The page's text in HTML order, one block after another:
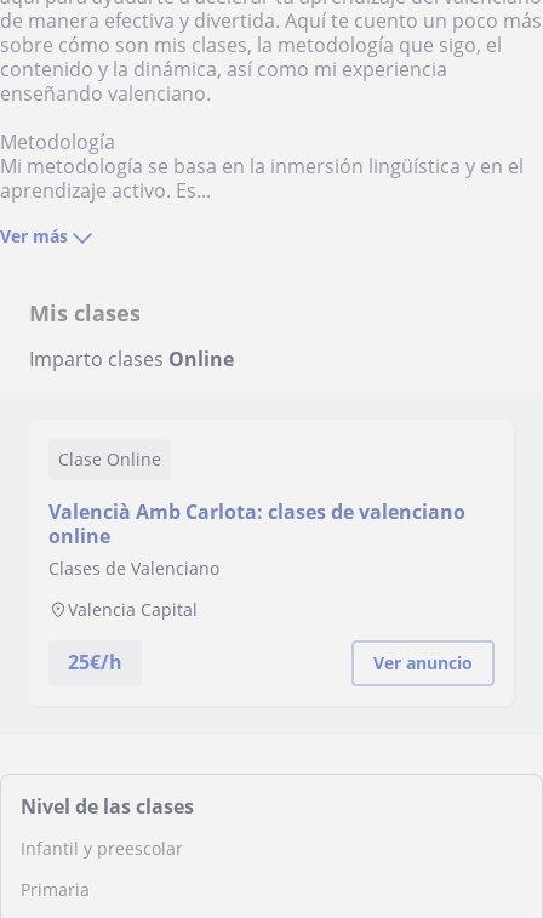
de manera efectiva y divertida. Aquí te cuento un poco más
sobre cómo son mis clases, la metodología que sigo, el
contenido y la dinámica, así como mi experiencia
enseñando valenciano.
Metodología
Mi metodología se basa en la inmersión lingüística y en el
aprendizaje activo. Es...
Ver más
Mis clases
Imparto clases Online
Clase Online
Valencià Amb Carlota: clases de valenciano
online
Clases de Valenciano
Valencia Capital
25€/h Ver anuncio
Nivel de las clases
Infantil y preescolar
Primaria